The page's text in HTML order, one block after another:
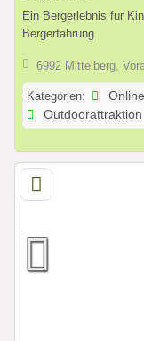
Ein Bergerlebnis für
Bergerfahrung
6992 Mittelberg,
Kategorien:
Outdoorattraktion